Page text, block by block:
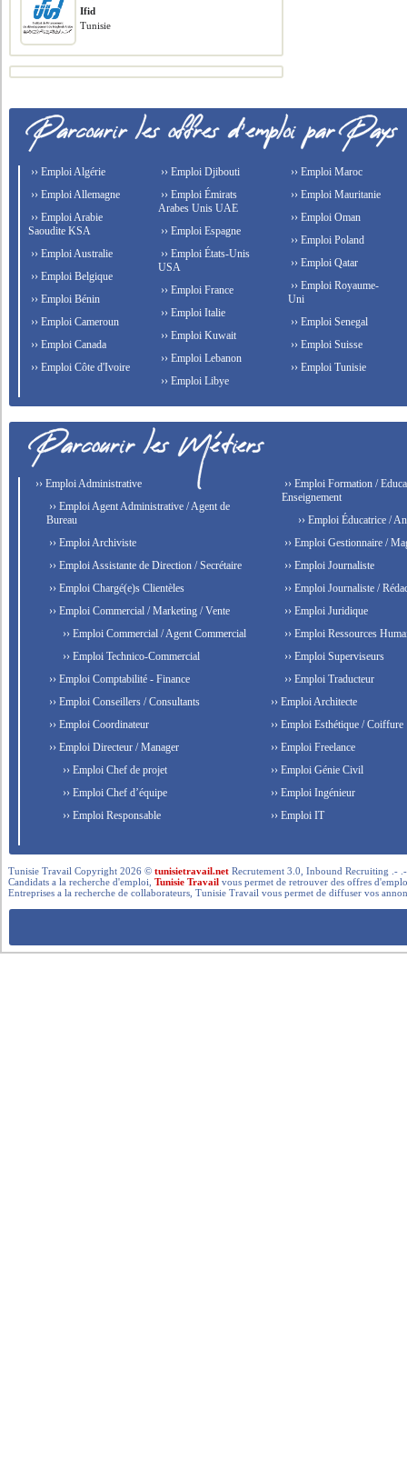
Ifid
Tunisie
›› Emploi Algérie
›› Emploi Allemagne
›› Emploi Arabie
Saoudite KSA
›› Emploi Australie
›› Emploi Belgique
›› Emploi Bénin
›› Emploi Cameroun
›› Emploi Canada
›› Emploi Côte d'Ivoire
›› Emploi Djibouti
›› Emploi Émirats
Arabes Unis UAE
›› Emploi Espagne
›› Emploi États-Unis
USA
›› Emploi France
›› Emploi Italie
›› Emploi Kuwait
›› Emploi Lebanon
›› Emploi Libye
›› Emploi Maroc
›› Emploi Mauritanie
›› Emploi Oman
›› Emploi Poland
›› Emploi Qatar
›› Emploi Royaume-
Uni
›› Emploi Senegal
›› Emploi Suisse
›› Emploi Tunisie
›› Emploi Administrative
›› Emploi Agent Administrative / Agent de
Bureau
›› Emploi Archiviste
›› Emploi Assistante de Direction / Secrétaire
›› Emploi Chargé(e)s Clientèles
›› Emploi Commercial / Marketing / Vente
›› Emploi Commercial / Agent Commercial
›› Emploi Technico-Commercial
›› Emploi Comptabilité - Finance
›› Emploi Conseillers / Consultants
›› Emploi Coordinateur
›› Emploi Directeur / Manager
›› Emploi Chef de projet
›› Emploi Chef d’équipe
›› Emploi Responsable
›› Emploi Formation /
Enseignement
›› Emploi Éducatrice /
›› Emploi Gestionnaire /
›› Emploi Journaliste
›› Emploi Journaliste /
›› Emploi Juridique
›› Emploi Ressources
›› Emploi Superviseurs
›› Emploi Traducteur
›› Emploi Architecte
›› Emploi Esthétique / Coiffure
›› Emploi Freelance
›› Emploi Génie Civil
›› Emploi Ingénieur
›› Emploi IT
Tunisie Travail Copyright 2026 ©tunisietravail.net Recrutement 3.0, Inbound Recruiting .-
Candidats a la recherche d'emploi,Tunisie Travail vous permet de retrouver des offres
Entreprises a la recherche de collaborateurs, Tunisie Travail vous permet de diffuser vos